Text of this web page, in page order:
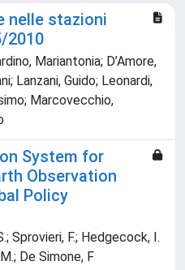
nelle stazioni
2010
Mariantonia; D’Amore,
Lanzani, Guido; Leonardi,
Marcovecchio,
System for
Observation
Policy
Sprovieri, F.; Hedgecock, I.
De Simone, F